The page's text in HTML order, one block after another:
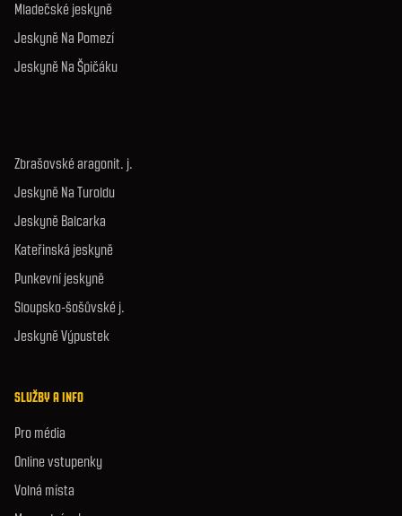
Mladečské jeskyně
Jeskyně Na Pomezí
Jeskyně Na Špičáku
Zbrašovské aragonit. j.
Jeskyně Na Turoldu
Jeskyně Balcarka
Kateřinská jeskyně
Punkevní jeskyně
Sloupsko-šošůvské j.
Jeskyně Výpustek
SLUŽBY A INFO
Pro média
Online vstupenky
Volná místa